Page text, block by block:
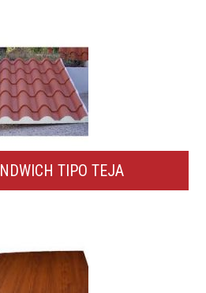
TIPO TEJA